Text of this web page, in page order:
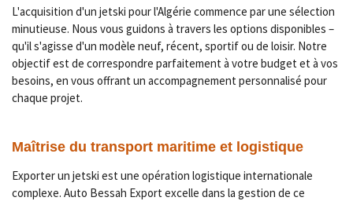
L'acquisition d'un jetski pour l'Algérie commence par une sélection
minutieuse. Nous vous guidons à travers les options disponibles –
qu'il s'agisse d'un modèle neuf, récent, sportif ou de loisir. Notre
objectif est de correspondre parfaitement à votre budget et à vos
besoins, en vous offrant un accompagnement personnalisé pour
chaque projet.
Maîtrise du transport maritime et logistique
Exporter un jetski est une opération logistique internationale
complexe. Auto Bessah Export excelle dans la gestion de ce